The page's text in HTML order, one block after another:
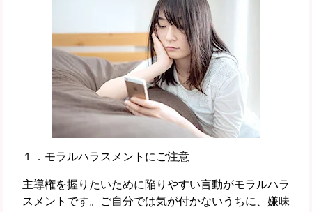
１．モラルハラスメントにご注意
主導権を握りたいために陥りやすい言動がモラルハラ
スメントです。ご自分では気が付かないうちに、嫌味